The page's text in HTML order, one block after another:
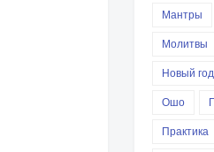
Мантры
Молитвы
Новый год
Ошо
Практика